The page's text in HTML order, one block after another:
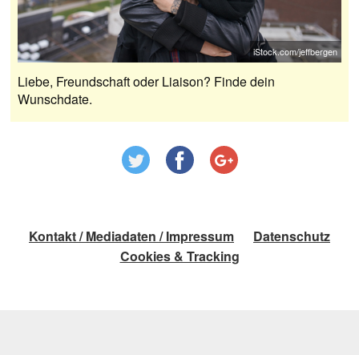
iStock.com/jeffbergen
Liebe, Freundschaft oder Liaison? Finde dein
Wunschdate.
Kontakt / Mediadaten / Impressum
Datenschutz
Cookies & Tracking